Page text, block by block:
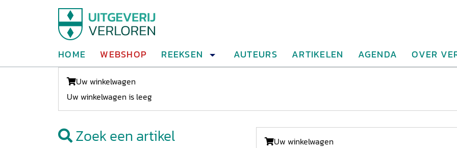
HOME WEBSHOP REEKSEN AUTEURS ARTIKELEN AGENDA OVER
Uw winkelwagen
Uw winkelwagen is leeg
Zoek een artikel
Uw winkelwagen